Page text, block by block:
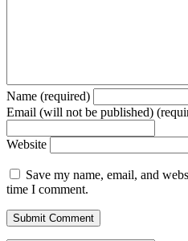
Name (required)
Email (will not be published)
Website
Save my name, email, and
time I comment.